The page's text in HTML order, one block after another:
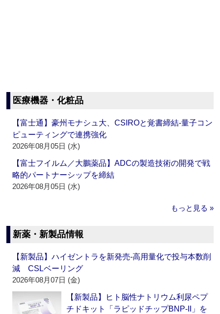
医療機器・化粧品
【富士通】豪州モナシュ大、CSIROと覚書締結‐量子コン
ピューティングで連携強化
2026年08月05日 (水)
【富士フイルム／大鵬薬品】ADCの製造技術の開発で戦
略的パートナーシップを締結
2026年08月05日 (水)
もっと見る »
新薬・新製品情報
【新製品】ハイゼントラを新発売‐高用量化で投与本数削
減 CSLベーリング
2026年08月07日 (金)
【新製品】ヒト脳性ナトリウム利尿ペプ
チドキット「ラピッドチップBNP-II」を